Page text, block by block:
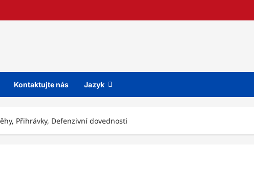
Kontaktujte nás Jazyk
Přihrávky, Defenzivní dovednosti